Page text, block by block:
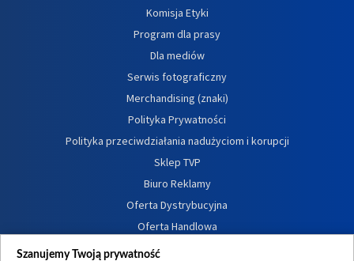
Komisja Etyki
Program dla prasy
Dla mediów
Serwis fotograficzny
Merchandising (znaki)
Polityka Prywatności
Polityka przeciwdziałania nadużyciom i korupcji
Sklep TVP
Biuro Reklamy
Oferta Dystrybucyjna
Oferta Handlowa
Dostępność
Szanujemy Twoją prywatność